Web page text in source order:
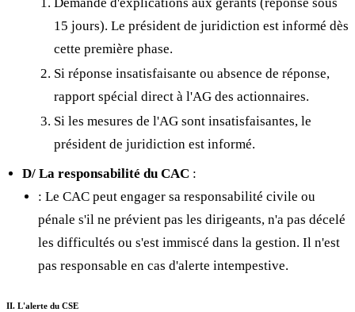
15 jours). Le président de juridiction est informé dès
cette première phase.
Si réponse insatisfaisante ou absence de réponse,
rapport spécial direct à l'AG des actionnaires.
Si les mesures de l'AG sont insatisfaisantes, le
président de juridiction est informé.
D/ La responsabilité du CAC :
: Le CAC peut engager sa responsabilité civile ou
pénale s'il ne prévient pas les dirigeants, n'a pas décelé
les difficultés ou s'est immiscé dans la gestion. Il n'est
pas responsable en cas d'alerte intempestive.
II. L'alerte du CSE